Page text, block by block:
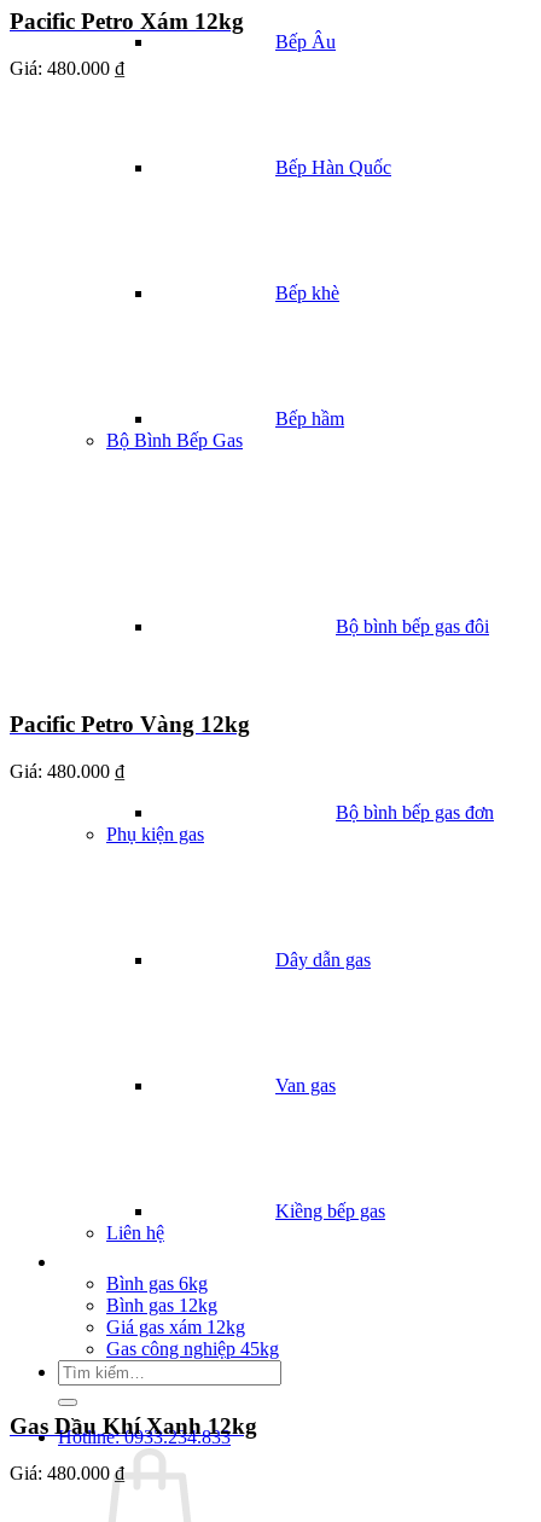
Bếp Âu
Bếp Hàn Quốc
Bếp khè
Bếp hầm
Bộ Bình Bếp Gas
Bộ bình bếp gas đôi
Bộ bình bếp gas đơn
Phụ kiện gas
Dây dẫn gas
Van gas
Kiềng bếp gas
Liên hệ
Bình gas 6kg
Bình gas 12kg
Giá gas xám 12kg
Gas công nghiệp 45kg
Tìm
kiếm:
Hotline: 0933.234.833
Pacific Petro Xám 12kg
Giá: 480.000 ₫
Pacific Petro Vàng 12kg
Giá: 480.000 ₫
Gas Dầu Khí Xanh 12kg
Giá: 480.000 ₫